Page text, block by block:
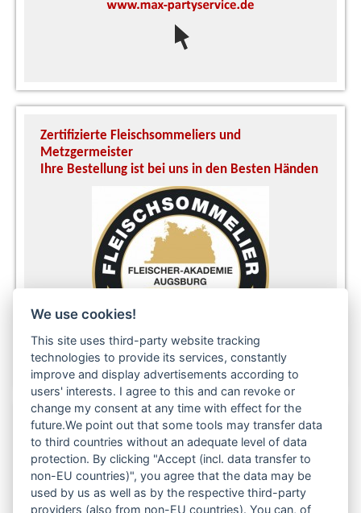
We use cookies!
This site uses third-party website tracking
technologies to provide its services, constantly
improve and display advertisements according to
users' interests. I agree to this and can revoke or
change my consent at any time with effect for the
future.We point out that some tools may transfer data
to third countries without an adequate level of data
protection. By clicking "Accept (incl. data transfer to
non-EU countries)", you agree that the data may be
used by us as well as by the respective third-party
providers (also from non-EU countries). You can, of
Zertifizierte Fleischsommeliers und
Metzgermeister
Ihre Bestellung ist bei uns in den Besten Händen
Folgen Sie uns auch in den sozialen Netzwerken: